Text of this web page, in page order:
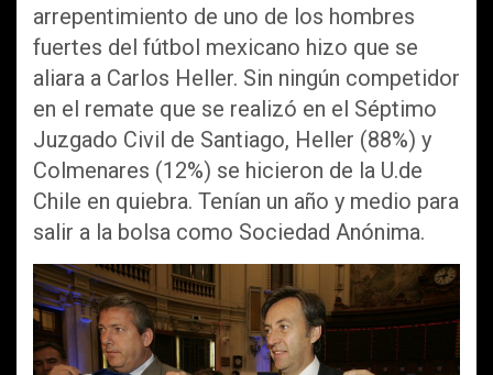
arrepentimiento de uno de los hombres
fuertes del fútbol mexicano hizo que se
aliara a Carlos Heller. Sin ningún competidor
en el remate que se realizó en el Séptimo
Juzgado Civil de Santiago, Heller (88%) y
Colmenares (12%) se hicieron de la U.de
Chile en quiebra. Tenían un año y medio para
salir a la bolsa como Sociedad Anónima.